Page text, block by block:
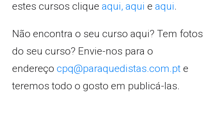
estes cursos clique aqui, aqui e aqui.
Não encontra o seu curso aqui? Tem fotos
do seu curso? Envie-nos para o
endereço cpq@paraquedistas.com.pt e
teremos todo o gosto em publicá-las.